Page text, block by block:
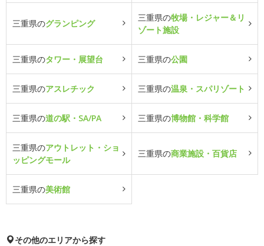
三重県のグランピング
三重県の牧場・レジャー＆リ
ゾート施設
三重県のタワー・展望台 三重県の公園
三重県のアスレチック 三重県の温泉・スパリゾート
三重県の道の駅・SA/PA 三重県の博物館・科学館
三重県のアウトレット・ショ
ッピングモール
三重県の商業施設・百貨店
三重県の美術館
その他のエリアから探す